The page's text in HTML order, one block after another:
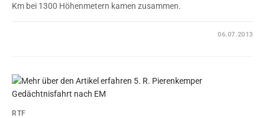
Km bei 1300 Höhenmetern kamen zusammen.
06.07.2013
RTF